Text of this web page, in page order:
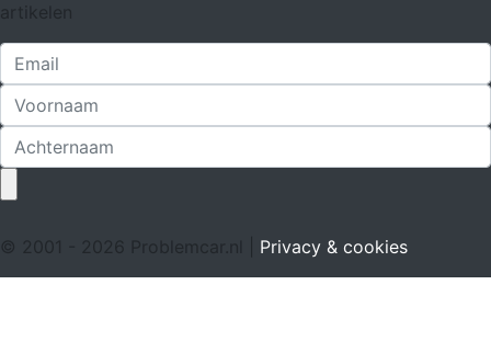
artikelen
© 2001 - 2026 Problemcar.nl | Privacy & cookies